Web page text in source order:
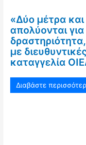
«Δύο μέτρα
απολύονται
με
καταγγελία
Διαβάστε